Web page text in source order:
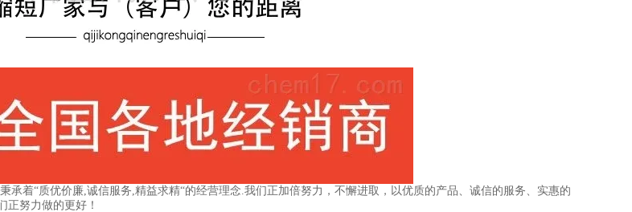
承着“质优价廉,诚信服务,精益求精“的经营理念.我们正加倍努力，不懈进取，以优质的产品、诚信的服务、实惠的
正努力做的更好！